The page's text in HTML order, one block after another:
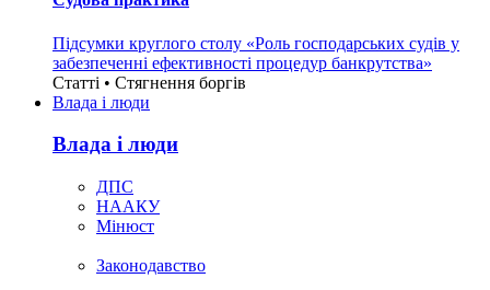
Підсумки круглого столу «Роль господарських судів у
забезпеченні ефективності процедур банкрутства»
Статті • Стягнення боргiв
Влада i люди
Влада i люди
ДПС
НААКУ
Мінюст
Законодавство